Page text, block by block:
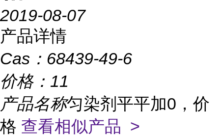
2019-08-07
产品详情
Cas： 68439-49-6
价格： 11
产品名称匀染剂平平加0，价
格 查看相似产品 >